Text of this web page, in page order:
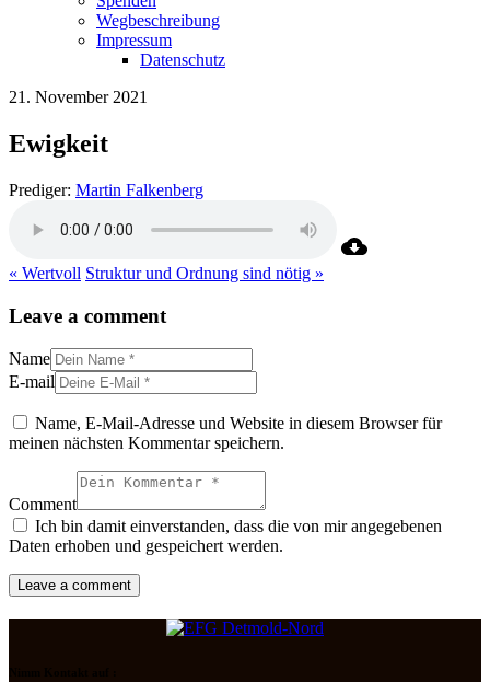
Wegbeschreibung
Impressum
Datenschutz
21. November 2021
Ewigkeit
Prediger: Martin Falkenberg
« Wertvoll Struktur und Ordnung sind nötig »
Leave a comment
Name
E-mail
Name, E-Mail-Adresse und Website in diesem Browser für
meinen nächsten Kommentar speichern.
Comment
Ich bin damit einverstanden, dass die von mir angegebenen
Daten erhoben und gespeichert werden.